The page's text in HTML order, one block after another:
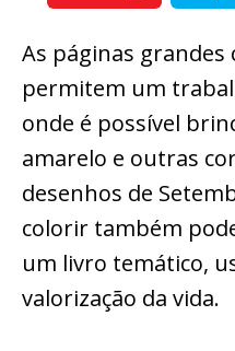
As páginas grandes
permitem um
onde é possível
amarelo e outras
desenhos de
colorir também
um livro temático,
valorização da vida.